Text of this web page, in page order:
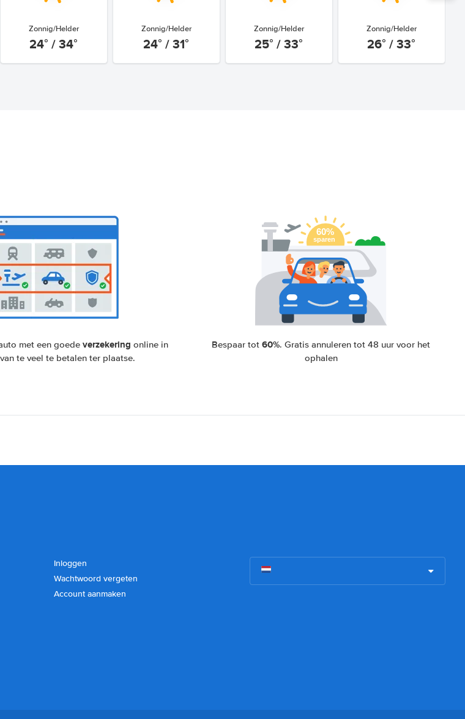
Zonnig/Helder
24° / 34°
Zonnig/Helder
24° / 31°
Zonnig/Helder
25° / 33°
Zonnig/Helder
26° / 33°
met een goede verzekering online in
te veel te betalen ter plaatse.
Bespaar tot60%. Gratis annuleren tot 48 uur voor het
ophalen
Inloggen
Wachtwoord vergeten
Account aanmaken